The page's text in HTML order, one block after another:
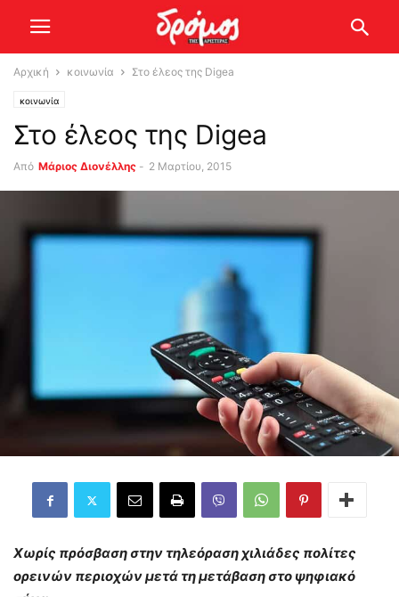
Αρχική κοινωνία Στο έλεος της Digea
κοινωνία
Στο έλεος της Digea
Από Μάριος Διονέλλης - 2 Μαρτίου, 2015
Χωρίς πρόσβαση στην τηλεόραση χιλιάδες πολίτες
ορεινών περιοχών μετά τη μετάβαση στο ψηφιακό